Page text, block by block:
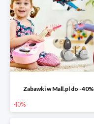
Zabawki w Mall.pl do -40%
40%